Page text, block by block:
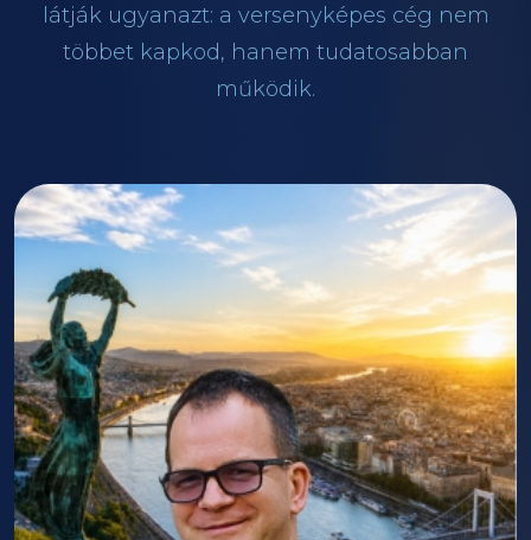
látják ugyanazt: a versenyképes cég nem
többet kapkod, hanem tudatosabban
működik.